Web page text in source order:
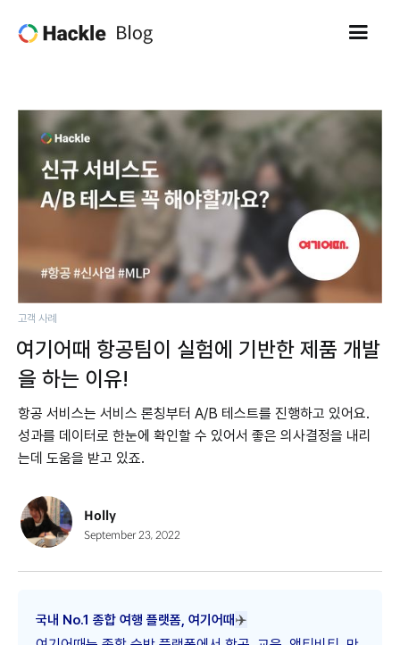
고객 사례
여기어때 항공팀이 실험에 기반한 제품 개발
을 하는 이유!
항공 서비스는 서비스 론칭부터 A/B 테스트를 진행하고 있어요.
성과를 데이터로 한눈에 확인할 수 있어서 좋은 의사결정을 내리
는데 도움을 받고 있죠.
Holly
September 23, 2022
국내 No.1 종합 여행 플랫폼, 여기어때✈️